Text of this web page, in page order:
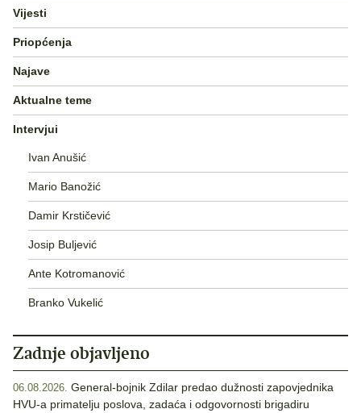
Vijesti
Priopćenja
Najave
Aktualne teme
Intervjui
Ivan Anušić
Mario Banožić
Damir Krstičević
Josip Buljević
Ante Kotromanović
Branko Vukelić
Zadnje objavljeno
06.08.2026. General-bojnik Zdilar predao dužnosti zapovjednika
HVU-a primatelju poslova, zadaća i odgovornosti brigadiru